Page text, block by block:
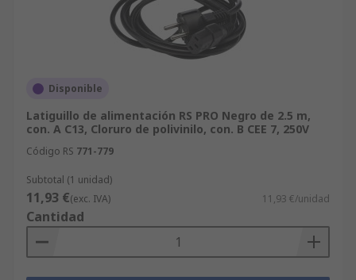
Disponible
Latiguillo de alimentación RS PRO Negro de 2.5 m,
con. A C13, Cloruro de polivinilo, con. B CEE 7, 250V
Código RS 771-779
Subtotal (1 unidad)
11,93 €(exc. IVA) 11,93 €/unidad
Cantidad